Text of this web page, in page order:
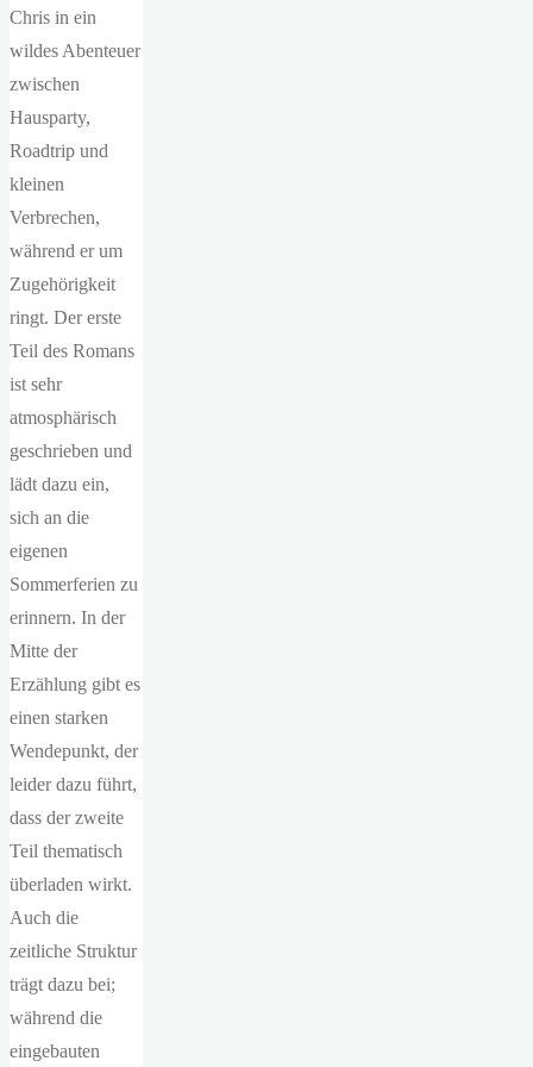
Chris in ein
wildes Abenteuer
zwischen
Hausparty,
Roadtrip und
kleinen
Verbrechen,
während er um
Zugehörigkeit
ringt. Der erste
Teil des Romans
ist sehr
atmosphärisch
geschrieben und
lädt dazu ein,
sich an die
eigenen
Sommerferien zu
erinnern. In der
Mitte der
Erzählung gibt es
einen starken
Wendepunkt, der
leider dazu führt,
dass der zweite
Teil thematisch
überladen wirkt.
Auch die
zeitliche Struktur
trägt dazu bei;
während die
eingebauten